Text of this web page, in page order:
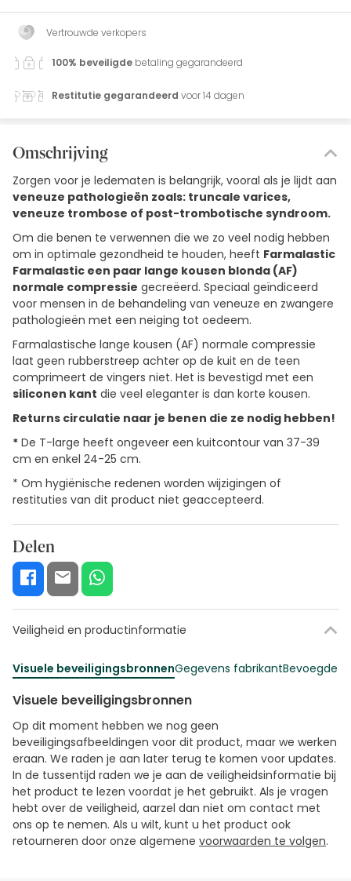
Vertrouwde verkopers
100% beveiligde betaling gegarandeerd
Restitutie gegarandeerd voor 14 dagen
Omschrijving
Zorgen voor je ledematen is belangrijk, vooral als je lijdt aan
veneuze pathologieën zoals: truncale varices,
veneuze trombose of post-trombotische syndroom.
Om die benen te verwennen die we zo veel nodig hebben
om in optimale gezondheid te houden, heeft Farmalastic
Farmalastic een paar lange kousen blonda (AF)
normale compressie gecreëerd. Speciaal geïndiceerd
voor mensen in de behandeling van veneuze en zwangere
pathologieën met een neiging tot oedeem.
Farmalastische lange kousen (AF) normale compressie
laat geen rubberstreep achter op de kuit en de teen
comprimeert de vingers niet. Het is bevestigd met een
siliconen kant die veel eleganter is dan korte kousen.
Returns circulatie naar je benen die ze nodig hebben!
* De T-large heeft ongeveer een kuitcontour van 37-39
cm en enkel 24-25 cm.
* Om hygiënische redenen worden wijzigingen of
restituties van dit product niet geaccepteerd.
Delen
Veiligheid en productinformatie
Visuele beveiligingsbronnenGegevens fabrikantBevoegde
Visuele beveiligingsbronnen
Op dit moment hebben we nog geen
beveiligingsafbeeldingen voor dit product, maar we werken
eraan. We raden je aan later terug te komen voor updates.
In de tussentijd raden we je aan de veiligheidsinformatie bij
het product te lezen voordat je het gebruikt. Als je vragen
hebt over de veiligheid, aarzel dan niet om contact met
ons op te nemen. Als u wilt, kunt u het product ook
retourneren door onze algemene voorwaarden te volgen.